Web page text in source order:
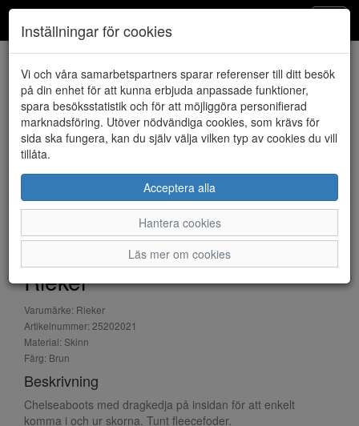
HEM RIEKER
Rieker
Varumärke: Rieker
Artikelnummer: 25202021
Material: Skinn
Färg: Brun
Beskrivning
Chelseaboots med dragkedja på insidan för att enkelt
komma i och ur skorna. Tunt fleecefoder.
Inställningar för cookies
Vi och våra samarbetspartners sparar referenser till ditt besök
på din enhet för att kunna erbjuda anpassade funktioner,
spara besöksstatistik och för att möjliggöra personifierad
marknadsföring. Utöver nödvändiga cookies, som krävs för
sida ska fungera, kan du själv välja vilken typ av cookies du vill
tillåta.
Acceptera alla
Hantera cookies
Läs mer om cookies